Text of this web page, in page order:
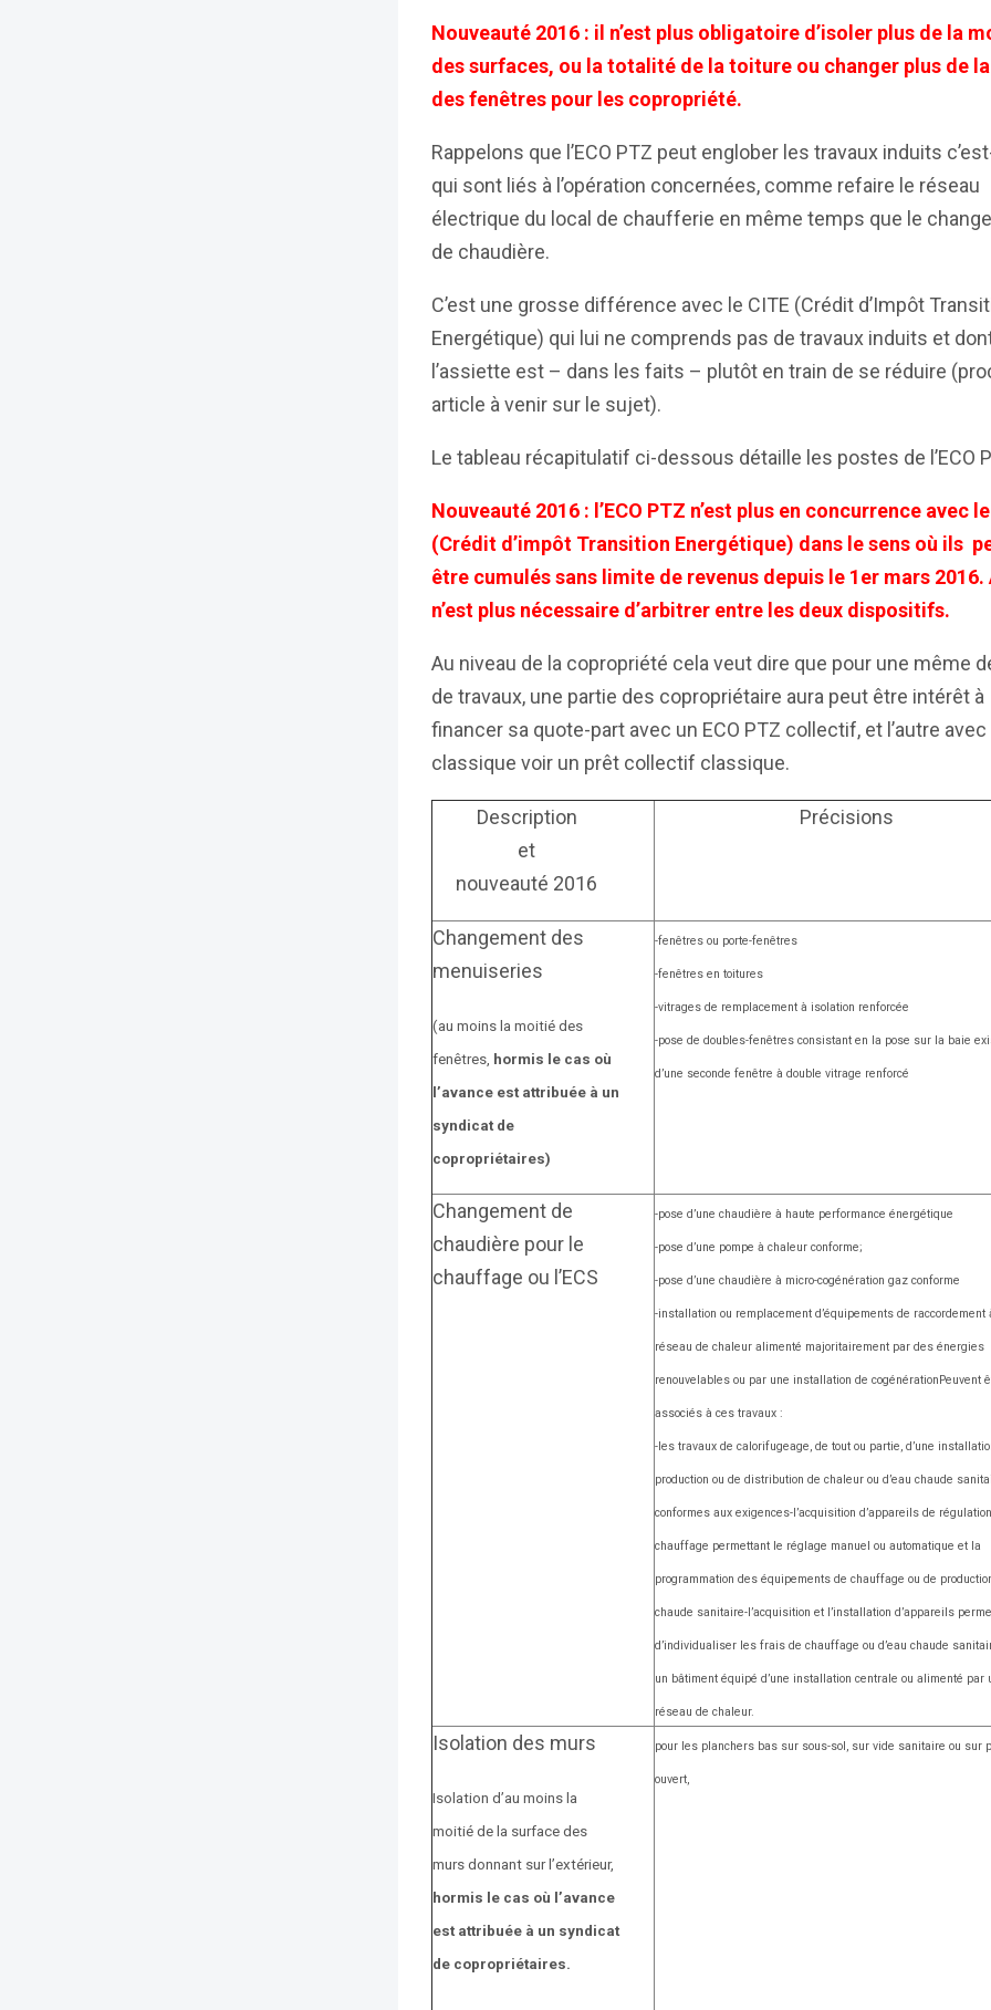
Nouveauté 2016 : il n’est plus obligatoire d’isoler plus de la
des surfaces, ou la totalité de la toiture ou changer plus de
des fenêtres pour les copropriété.
Rappelons que l’ECO PTZ peut englober les travaux induits
qui sont liés à l’opération concernées, comme refaire le réseau
électrique du local de chaufferie en même temps que le
de chaudière.
C’est une grosse différence avec le CITE (Crédit d’Impôt
Energétique) qui lui ne comprends pas de travaux induits et
l’assiette est – dans les faits – plutôt en train de se réduire
article à venir sur le sujet).
Le tableau récapitulatif ci-dessous détaille les postes de l’ECO
Nouveauté 2016 : l’ECO PTZ n’est plus en concurrence avec
(Crédit d’impôt Transition Energétique) dans le sens où ils
être cumulés sans limite de revenus depuis le 1er mars 2016.
n’est plus nécessaire d’arbitrer entre les deux dispositifs.
Au niveau de la copropriété cela veut dire que pour une même
de travaux, une partie des copropriétaire aura peut être intérêt à
financer sa quote-part avec un ECO PTZ collectif, et l’autre
classique voir un prêt collectif classique.
Description
et
nouveauté 2016
Précisions
Changement des
menuiseries
(au moins la moitié des
fenêtres, hormis le cas où
l’avance est attribuée à un
syndicat de
copropriétaires)
-fenêtres ou porte-fenêtres
-fenêtres en toitures
-vitrages de remplacement à isolation renforcée
-pose de doubles-fenêtres consistant en la pose sur la baie
d’une seconde fenêtre à double vitrage renforcé
Changement de
chaudière pour le
chauffage ou l’ECS
-pose d’une chaudière à haute performance énergétique
-pose d’une pompe à chaleur conforme;
-pose d’une chaudière à micro-cogénération gaz conforme
-installation ou remplacement d’équipements de raccordement
réseau de chaleur alimenté majoritairement par des énergies
renouvelables ou par une installation de cogénérationPeuvent
associés à ces travaux :
-les travaux de calorifugeage, de tout ou partie, d’une
production ou de distribution de chaleur ou d’eau chaude
conformes aux exigences-l’acquisition d’appareils de
chauffage permettant le réglage manuel ou automatique et la
programmation des équipements de chauffage ou de
chaude sanitaire-l’acquisition et l’installation d’appareils
d’individualiser les frais de chauffage ou d’eau chaude
un bâtiment équipé d’une installation centrale ou alimenté par
réseau de chaleur.
Isolation des murs
Isolation d’au moins la
moitié de la surface des
murs donnant sur l’extérieur,
hormis le cas où l’avance
est attribuée à un syndicat
de copropriétaires.
pour les planchers bas sur sous-sol, sur vide sanitaire ou sur
ouvert,